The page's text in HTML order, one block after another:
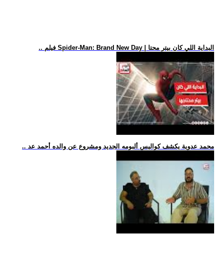
.. فيلم Spider-Man: Brand New Day | البداية اللي كان بيتر محتا
.. محمد عدوية يكشف كواليس ألبومه الجديد ومشروع عن والده أحمد عد